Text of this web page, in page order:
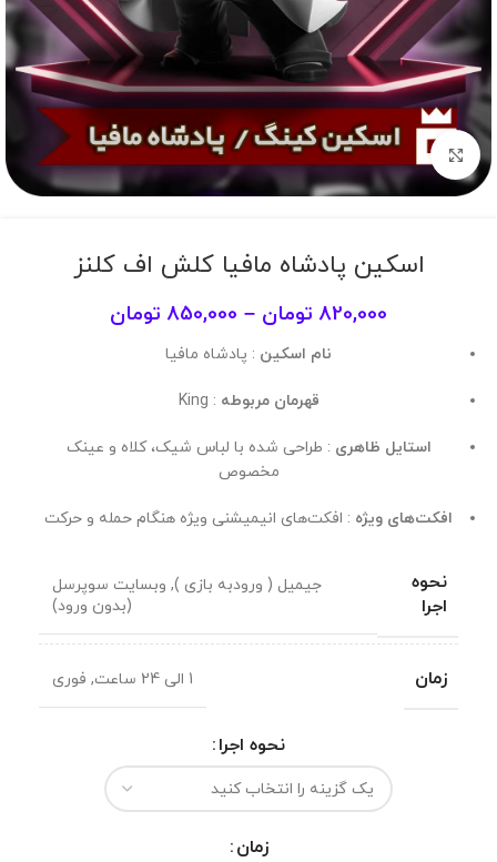
برای بزرگنمایی کلیک کنید
اسکین پادشاه مافیا کلش اف کلنز
820,000 تومان –
850,000 تومان
نام اسکین : پادشاه مافیا
قهرمان مربوطه : King
استایل ظاهری : طراحی شده با لباس شیک، کلاه و عینک
مخصوص
افکت‌های ویژه : افکت‌های انیمیشنی ویژه هنگام حمله و حرکت
نحوه
اجرا
جیمیل ( ورودبه بازی ), وبسایت سوپرسل
(بدون ورود)
زمان 1 الی 24 ساعت , فوری
نحوه اجرا
زمان